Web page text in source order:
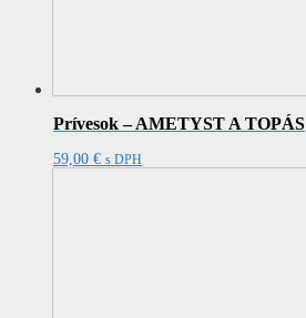
Prívesok – AMETYST A TOPÁS
59,00 € s DPH